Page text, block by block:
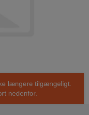
længere tilgængeligt.
nedenfor.